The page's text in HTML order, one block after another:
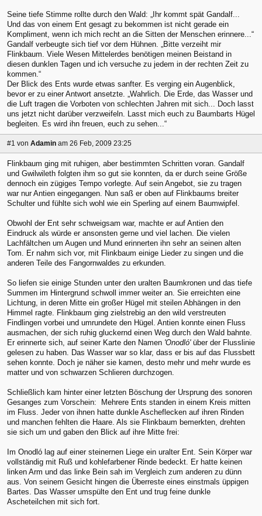
Seine tiefe Stimme rollte durch den Wald: „Ihr kommt spät Gandalf...
Und das von einem Ent gesagt zu bekommen ist nicht gerade ein
Kompliment, wenn ich mich recht an die Sitten der Menschen erinnere...“
Gandalf verbeugte sich tief vor dem Hühnen. „Bitte verzeiht mir
Flinkbaum. Viele Wesen Mittelerdes benötigen meinen Beistand in
diesen dunklen Tagen und ich versuche zu jedem in der rechten Zeit zu
kommen.“
Der Blick des Ents wurde etwas sanfter. Es verging ein Augenblick,
bevor er zu einer Antwort ansetzte. „Wahrlich. Die Erde, das Wasser und
die Luft tragen die Vorboten von schlechten Jahren mit sich... Doch lasst
uns jetzt nicht darüber verzweifeln. Lasst mich euch zu Baumbarts Hügel
begleiten. Es wird ihn freuen, euch zu sehen...“
#1 von Adamin am 26 Feb, 2009 23:25
Flinkbaum ging mit ruhigen, aber bestimmten Schritten voran. Gandalf
und Gwilwileth folgten ihm so gut sie konnten, da er durch seine Größe
dennoch ein zügiges Tempo vorlegte. Auf sein Angebot, sie zu tragen
war nur Antien eingegangen. Nun saß er oben auf Flinkbaums breiter
Schulter und fühlte sich wohl wie ein Sperling auf einem Baumwipfel.
Obwohl der Ent sehr schweigsam war, machte er auf Antien den
Eindruck als würde er ansonsten gerne und viel lachen. Die vielen
Lachfältchen um Augen und Mund erinnerten ihn sehr an seinen alten
Tom. Er nahm sich vor, mit Flinkbaum einige Lieder zu singen und die
anderen Teile des Fangornwaldes zu erkunden.
So liefen sie einige Stunden unter den uralten Baumkronen und das tiefe
Summen im Hintergrund schwoll immer weiter an. Sie erreichten eine
Lichtung, in deren Mitte ein großer Hügel mit steilen Abhängen in den
Himmel ragte. Flinkbaum ging zielstrebig an den wild verstreuten
Findlingen vorbei und umrundete den Hügel. Antien konnte einen Fluss
ausmachen, der sich ruhig gluckernd einen Weg durch den Wald bahnte.
Er erinnerte sich, auf seiner Karte den Namen 'Onodló'über der Flusslinie
gelesen zu haben. Das Wasser war so klar, dass er bis auf das Flussbett
sehen konnte. Doch je näher sie kamen, desto mehr und mehr wurde es
matter und von schwarzen Schlieren durchzogen.
Schließlich kam hinter einer letzten Böschung der Ursprung des sonoren
Gesanges zum Vorschein: Mehrere Ents standen in einem Kreis mitten
im Fluss. Jeder von ihnen hatte dunkle Ascheflecken auf ihren Rinden
und manchen fehlten die Haare. Als sie Flinkbaum bemerkten, drehten
sie sich um und gaben den Blick auf ihre Mitte frei:
Im Onodló lag auf einer steinernen Liege ein uralter Ent. Sein Körper war
vollständig mit Ruß und kohlefarbener Rinde bedeckt. Er hatte keinen
linken Arm und das linke Bein sah im Vergleich zum anderen zu dünn
aus. Von seinem Gesicht hingen die Überreste eines einstmals üppigen
Bartes. Das Wasser umspülte den Ent und trug feine dunkle
Ascheteilchen mit sich fort.